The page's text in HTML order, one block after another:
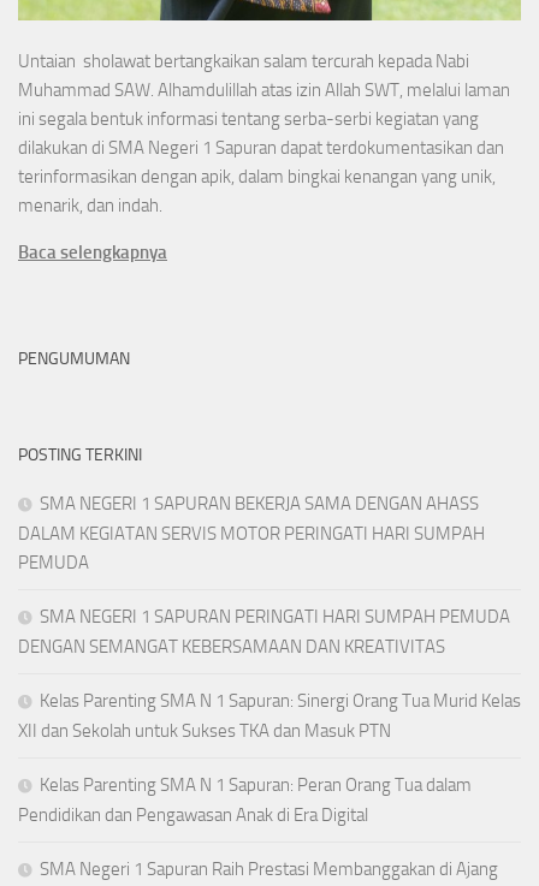
Untaian sholawat bertangkaikan salam tercurah kepada Nabi
Muhammad SAW. Alhamdulillah atas izin Allah SWT, melalui laman
ini segala bentuk informasi tentang serba-serbi kegiatan yang
dilakukan di SMA Negeri 1 Sapuran dapat terdokumentasikan dan
terinformasikan dengan apik, dalam bingkai kenangan yang unik,
menarik, dan indah.
Baca selengkapnya
PENGUMUMAN
POSTING TERKINI
SMA NEGERI 1 SAPURAN BEKERJA SAMA DENGAN AHASS
DALAM KEGIATAN SERVIS MOTOR PERINGATI HARI SUMPAH
PEMUDA
SMA NEGERI 1 SAPURAN PERINGATI HARI SUMPAH PEMUDA
DENGAN SEMANGAT KEBERSAMAAN DAN KREATIVITAS
Kelas Parenting SMA N 1 Sapuran: Sinergi Orang Tua Murid Kelas
XII dan Sekolah untuk Sukses TKA dan Masuk PTN
Kelas Parenting SMA N 1 Sapuran: Peran Orang Tua dalam
Pendidikan dan Pengawasan Anak di Era Digital
SMA Negeri 1 Sapuran Raih Prestasi Membanggakan di Ajang